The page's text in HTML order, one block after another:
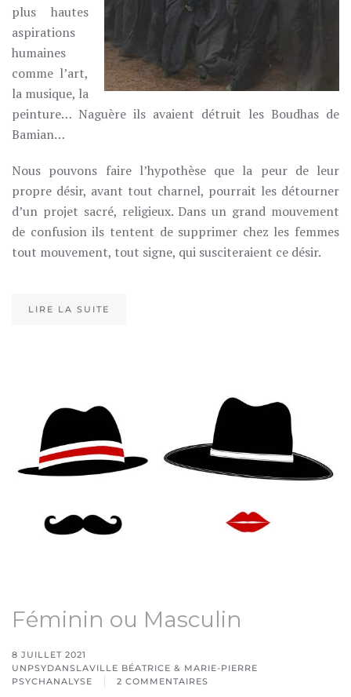
plus hautes
aspirations
humaines
comme l’art,
la musique, la
peinture… Naguère ils avaient détruit les Boudhas de
Bamian…
Nous pouvons faire l’hypothèse que la peur de leur
propre désir, avant tout charnel, pourrait les détourner
d’un projet sacré, religieux. Dans un grand mouvement
de confusion ils tentent de supprimer chez les femmes
tout mouvement, tout signe, qui susciteraient ce désir.
LIRE LA SUITE
Féminin ou Masculin
8 JUILLET 2021
UNPSYDANSLAVILLE BÉATRICE & MARIE-PIERRE
PSYCHANALYSE
2 COMMENTAIRES
SUR